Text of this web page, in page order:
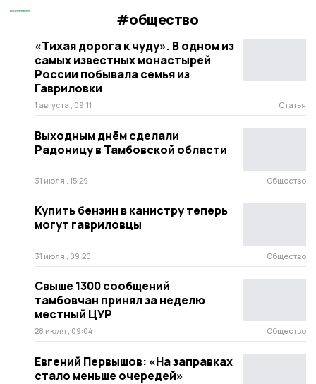
#общество
«Тихая дорога к чуду». В одном из
самых известных монастырей
России побывала семья из
Гавриловки
1 августа , 09:11 Статья
Выходным днём сделали
Радоницу в Тамбовской области
31 июля , 15:29 Общество
Купить бензин в канистру теперь
могут гавриловцы
31 июля , 09:20 Общество
Свыше 1300 сообщений
тамбовчан принял за неделю
местный ЦУР
28 июля , 09:04 Общество
Евгений Первышов: «На заправках
стало меньше очередей»